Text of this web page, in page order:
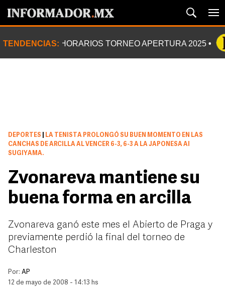
TENDENCIAS: HORARIOS TORNEO APERTURA 2025
DEPORTES
LA TENISTA PROLONGÓ SU BUEN MOMENTO EN LAS
CANCHAS DE ARCILLA AL VENCER 6-3, 6-3 A LA JAPONESA AI
SUGIYAMA.
Zvonareva mantiene su
buena forma en arcilla
Zvonareva ganó este mes el Abierto de Praga y
previamente perdió la final del torneo de
Charleston
Por: AP
12 de mayo de 2008 - 14:13 hs